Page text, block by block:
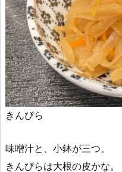
きんぴら
味噌汁と、小鉢が三つ。
きんぴらは大根の皮かな。